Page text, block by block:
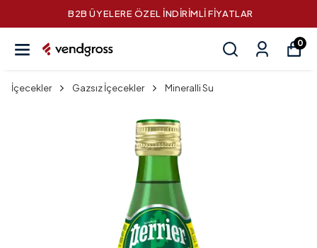
B2B ÜYELERE ÖZEL İNDİRİMLİ FİYATLAR
0
İçecekler Gazsız İçecekler Mineralli Su